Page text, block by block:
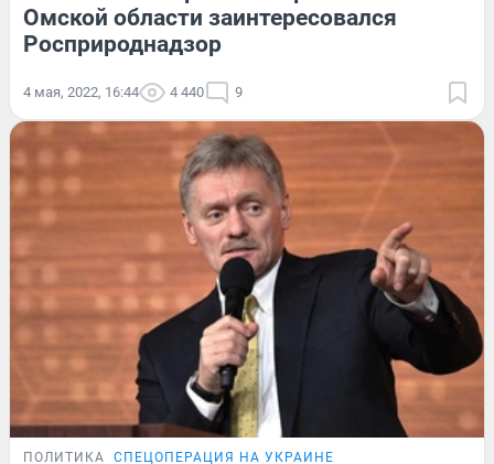
Омской области заинтересовался
Росприроднадзор
4 мая, 2022, 16:44 4 440 9
ПОЛИТИКА СПЕЦОПЕРАЦИЯ НА УКРАИНЕ